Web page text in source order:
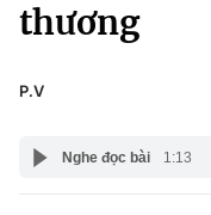
Xã hội
Pháp luật
Y tế
Văn hóa - Giải trí
thương
P.V
Nghe đọc bài 1:13